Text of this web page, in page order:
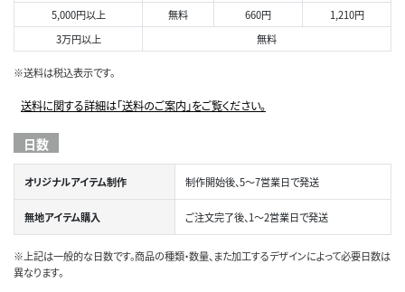
5,000円以上
無料 660円
1,210円
3万円以上
無料
※送料は税込表示です。
送料に関する詳細は「送料のご案内」をご覧ください。
日数
オリジナルアイテム制作 制作開始後、5～7営業日で発送
無地アイテム購入 ご注文完了後、1～2営業日で発送
※上記は一般的な日数です。商品の種類・数量、また加工するデザインによって必要日数は
異なります。